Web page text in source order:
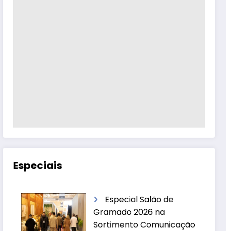
Especiais
Especial Salão de
Gramado 2026 na
Sortimento Comunicação